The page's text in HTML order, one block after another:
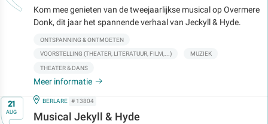
Kom mee genieten van de tweejaarlijkse musical op Overmere
Donk, dit jaar het spannende verhaal van Jeckyll & Hyde.
ONTSPANNING & ONTMOETEN
VOORSTELLING (THEATER, LITERATUUR, FILM,...) MUZIEK
THEATER & DANS
Meer informatie
Op21
AUG
IN
BERLARE # 13804
Musical Jekyll & Hyde